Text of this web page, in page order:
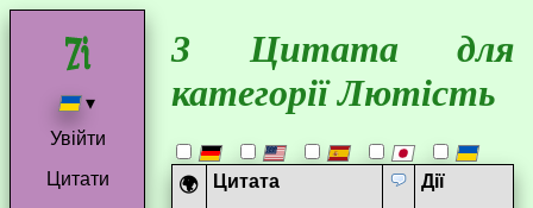
▾
Увійти
Цитати
3 Цитата для
категорії Лютість
🌍 Цитата Дії